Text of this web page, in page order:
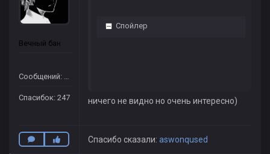
Вечный бан
Сообщений: 176
Спасибок: 247
Спойлер
ничего не видно но очень интересно)
Спасибо сказали: aswоnqused